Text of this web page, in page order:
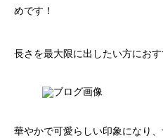
めです！
長さを最大限に出したい方にお
華やかで可愛らしい印象になり